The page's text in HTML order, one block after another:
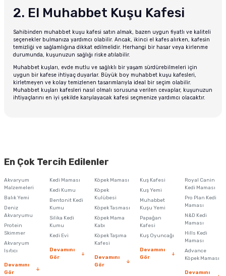
2. El Muhabbet Kuşu Kafesi
Sahibinden muhabbet kuşu kafesi satın almak, bazen uygun fiyatlı ve kaliteli
seçenekler bulmanıza yardımcı olabilir. Ancak, ikinci el kafes alırken, kafesin
temizliği ve sağlamlığına dikkat edilmelidir. Herhangi bir hasar veya kirlenme
durumunda, kuşunuzun sağlığı riske atılabilir.
Muhabbet kuşları, evde mutlu ve sağlıklı bir yaşam sürdürebilmeleri için
uygun bir kafese ihtiyaç duyarlar. Büyük boy muhabbet kuşu kafesleri,
kirletmeyen ve kolay temizlenen tasarımlarıyla ideal bir seçim olabilir.
Muhabbet kuşları kafesleri nasıl olmalı sorusuna verilen cevaplar, kuşunuzun
ihtiyaçlarını en iyi şekilde karşılayacak kafesi seçmenize yardımcı olacaktır.
En Çok Tercih Edilenler
Akvaryum
Malzemeleri
Balık Yemi
Deniz
Akvaryumu
Protein
Skimmer
Akvaryum
Isıtıcı
Devamını
Gör
Kedi Maması
Kedi Kumu
Bentonit Kedi
Kumu
Silika Kedi
Kumu
Kedi Evi
Devamını
Gör
Köpek Maması
Köpek
Kulübesi
Köpek Tasması
Köpek Mama
Kabı
Köpek Taşıma
Kafesi
Devamını
Gör
Kuş Kafesi
Kuş Yemi
Muhabbet
Kuşu Yemi
Papağan
Kafesi
Kuş Oyuncağı
Devamını
Gör
Royal Canin
Kedi Maması
Pro Plan Kedi
Maması
N&D Kedi
Maması
Hills Kedi
Maması
Advance
Köpek Maması
Devamını